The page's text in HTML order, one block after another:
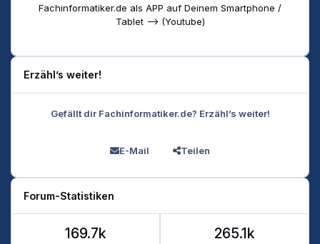
Fachinformatiker.de als APP auf Deinem Smartphone /
Tablet --> (Youtube)
Erzähl’s weiter!
Gefällt dir Fachinformatiker.de? Erzähl’s weiter!
E-Mail Teilen
Forum-Statistiken
169.7k 265.1k